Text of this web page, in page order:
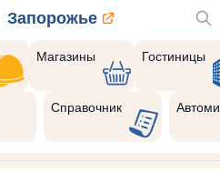
Запорожье
Магазины Гостиницы
Справочник